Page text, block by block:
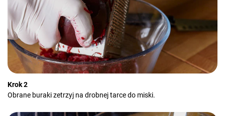
Krok 2
Obrane buraki zetrzyj na drobnej tarce do miski.